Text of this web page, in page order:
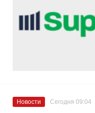
Новости Сегодня 09:04